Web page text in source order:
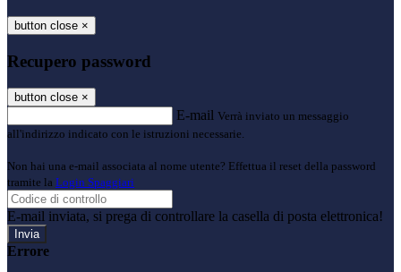
button close ×
Recupero password
button close ×
E-mail Verrà inviato un messaggio
all'indirizzo indicato con le istruzioni necessarie.
Non hai una e-mail associata al nome utente? Effettua il reset della password
tramite la Login Spaggiari
E-mail inviata, si prega di controllare la casella di posta elettronica!
Errore